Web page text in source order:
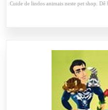
Cuide de lindos animais neste pet shop. Dê